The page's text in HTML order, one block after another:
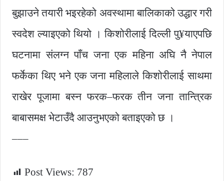
बुझाउने तयारी भइरहेको अवस्थामा बालिकाको उद्धार गरी
स्वदेश ल्याइएको थियो । किशोरीलाई दिल्ली पु¥याएपछि
घटनामा संलग्न पाँच जना एक महिना अघि नै नेपाल
फर्केका थिए भने एक जना महिलाले किशोरीलाई साथमा
राखेर पूजामा बस्न फरक–फरक तीन जना तान्त्रिक
बाबासमक्ष भेटाउँदै आउनुभएको बताइएको छ ।
–––
Post Views: 787